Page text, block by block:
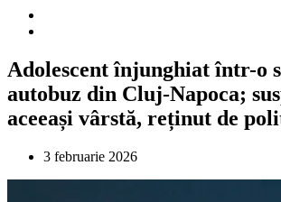
Adolescent înjunghiat într-o
autobuz din Cluj-Napoca;
aceeași vârstă, reținut de
3 februarie 2026